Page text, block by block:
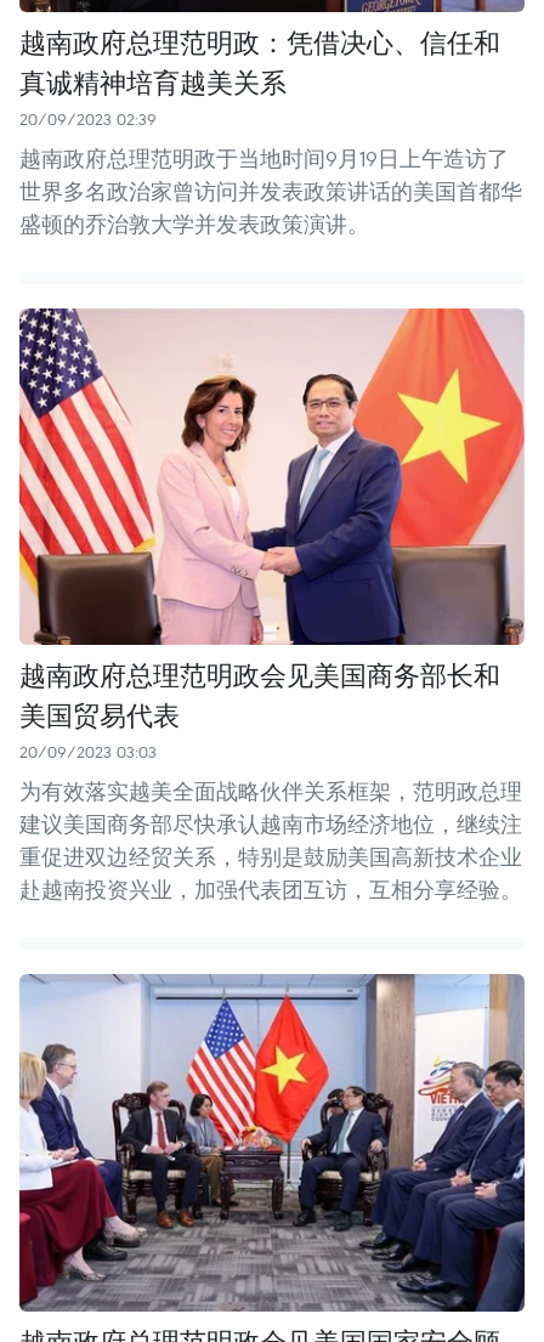
越南政府总理范明政：凭借决心、信任和
真诚精神培育越美关系
20/09/2023 02:39
越南政府总理范明政于当地时间9月19日上午造访了
世界多名政治家曾访问并发表政策讲话的美国首都华
盛顿的乔治敦大学并发表政策演讲。
越南政府总理范明政会见美国商务部长和
美国贸易代表
20/09/2023 03:03
为有效落实越美全面战略伙伴关系框架，范明政总理
建议美国商务部尽快承认越南市场经济地位，继续注
重促进双边经贸关系，特别是鼓励美国高新技术企业
赴越南投资兴业，加强代表团互访，互相分享经验。